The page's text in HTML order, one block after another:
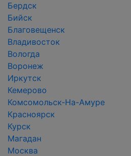
Бердск
Бийск
Благовещенск
Владивосток
Вологда
Воронеж
Иркутск
Кемерово
Комсомольск-На-Амуре
Красноярск
Курск
Магадан
Москва